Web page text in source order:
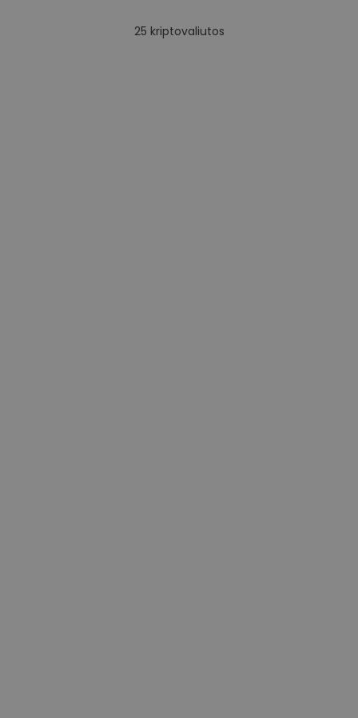
25 kriptovaliutos